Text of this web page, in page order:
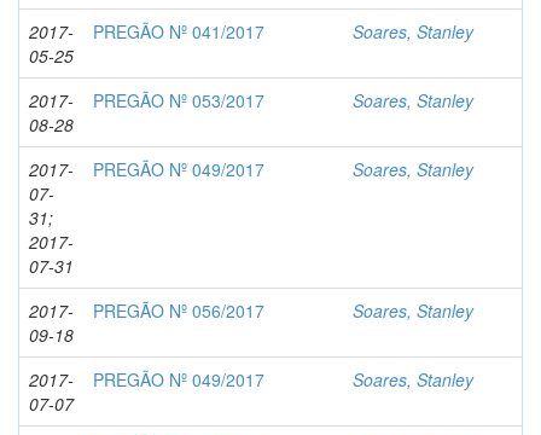
2017-
05-25
PREGÃO Nº 041/2017 Soares, Stanley
2017-
08-28
PREGÃO Nº 053/2017 Soares, Stanley
2017-
07-
31;
2017-
07-31
PREGÃO Nº 049/2017 Soares, Stanley
2017-
09-18
PREGÃO Nº 056/2017 Soares, Stanley
2017-
07-07
PREGÃO Nº 049/2017 Soares, Stanley